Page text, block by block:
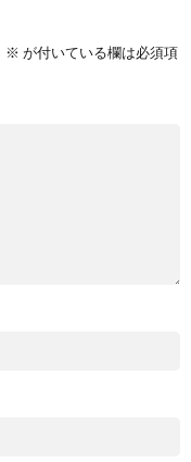
※ が付いている欄は必須項